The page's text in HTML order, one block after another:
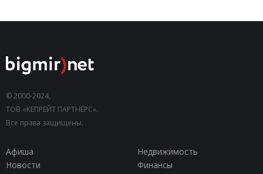
© 2000-2024,
ТОВ «КЕПРЕЙТ ПАРТНЕРС».
Все права защищены.
Афиша
Недвижимость
Новости
Финансы